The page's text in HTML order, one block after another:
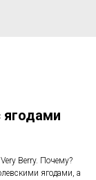
Berry. Почему?
ягодами, а